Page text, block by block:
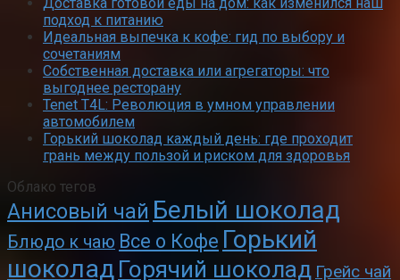
Доставка готовой еды на дом: как изменился наш
подход к питанию
Идеальная выпечка к кофе: гид по выбору и
сочетаниям
Собственная доставка или агрегаторы: что
выгоднее ресторану
Tenet T4L: Революция в умном управлении
автомобилем
Горький шоколад каждый день: где проходит
грань между пользой и риском для здоровья
Облако тегов
Анисовый чай Белый шоколад
Блюдо к чаю Все о Кофе Горький
шоколад Горячий шоколад Грейс чай